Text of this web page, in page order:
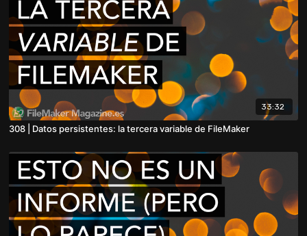
33:32
308 | Datos persistentes: la tercera variable de FileMaker